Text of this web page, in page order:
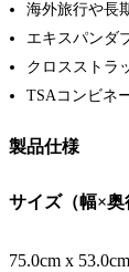
海外旅行や長
エキスパンダ
クロスストラ
TSAコンビネ
製品仕様
サイズ（幅×奥
75.0cm x